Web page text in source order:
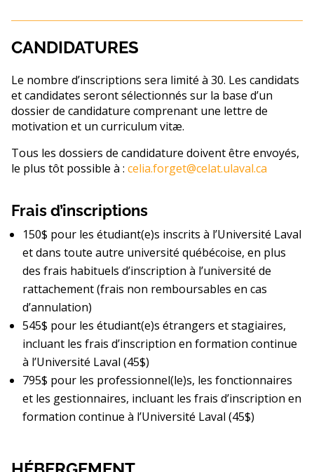
CANDIDATURES
Le nombre d’inscriptions sera limité à 30. Les candidats
et candidates seront sélectionnés sur la base d’un
dossier de candidature comprenant une lettre de
motivation et un curriculum vitæ.
Tous les dossiers de candidature doivent être envoyés,
le plus tôt possible à : celia.forget@celat.ulaval.ca
Frais d’inscriptions
150$ pour les étudiant(e)s inscrits à l’Université Laval
et dans toute autre université québécoise, en plus
des frais habituels d’inscription à l’université de
rattachement (frais non remboursables en cas
d’annulation)
545$ pour les étudiant(e)s étrangers et stagiaires,
incluant les frais d’inscription en formation continue
à l’Université Laval (45$)
795$ pour les professionnel(le)s, les fonctionnaires
et les gestionnaires, incluant les frais d’inscription en
formation continue à l’Université Laval (45$)